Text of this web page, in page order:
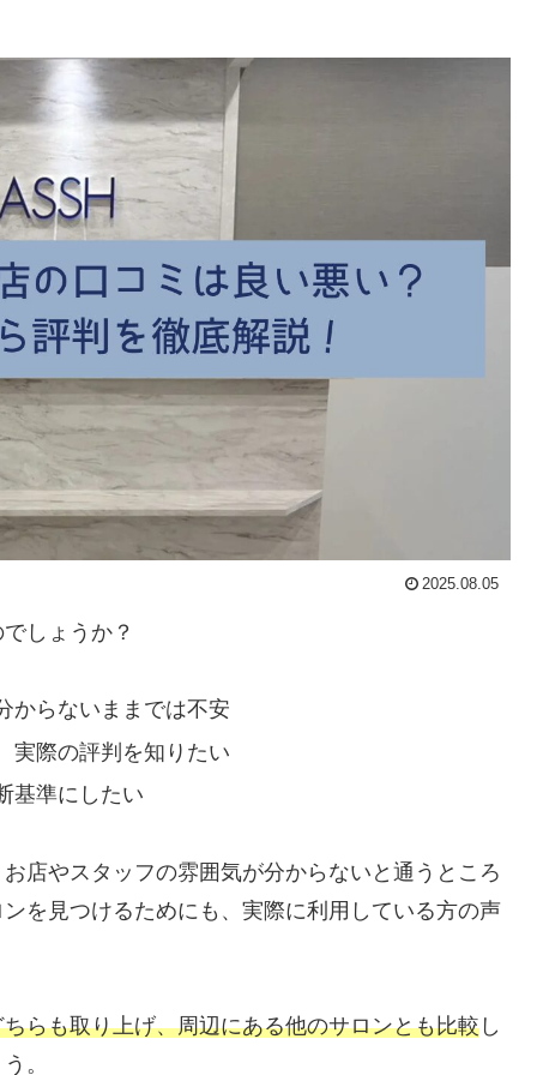
2025.08.05
しょうか？
からないままでは不安
実際の評判を知りたい
基準にしたい
店やスタッフの雰囲気が分からないと通うところ
を見つけるためにも、実際に利用している方の声
らも取り上げ、周辺にある他のサロンとも比較 し
。